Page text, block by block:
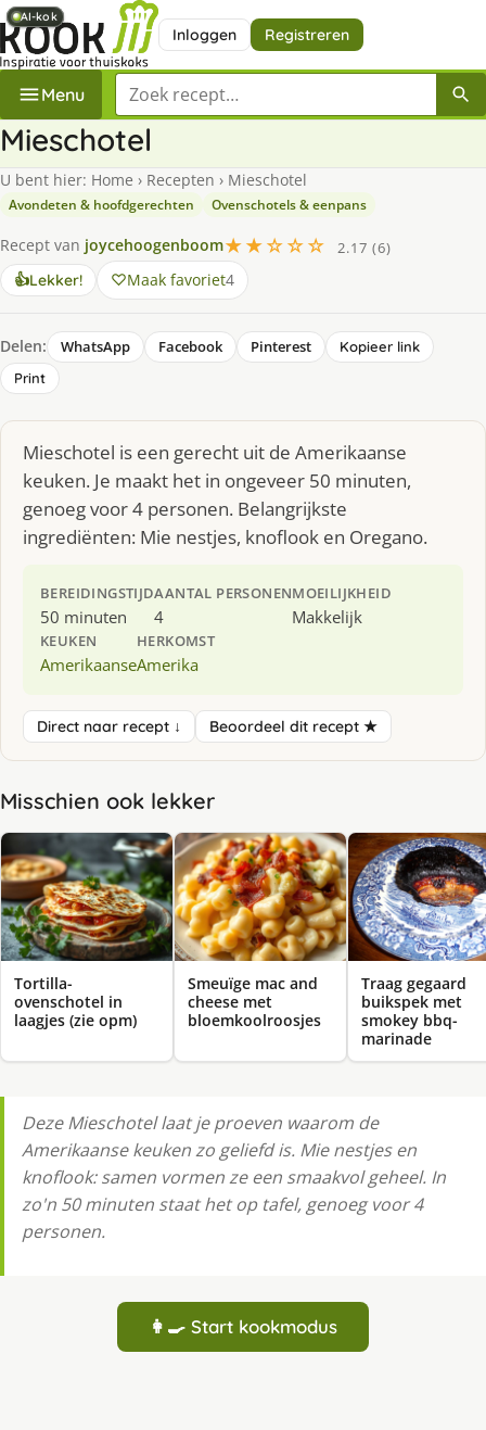
Inloggen Registreren
Menu Zoek een recept
Mieschotel
U bent hier: Home › Recepten › Mieschotel
Avondeten & hoofdgerechten Ovenschotels & eenpans
Recept van joycehoogenboom★★☆☆☆
2.17 (6)
👍Lekker! Maak favoriet4
Delen: WhatsApp Facebook Pinterest
Kopieer link
Print
Mieschotel is een gerecht uit de Amerikaanse
keuken. Je maakt het in ongeveer 50 minuten,
genoeg voor 4 personen. Belangrijkste
ingrediënten: Mie nestjes, knoflook en Oregano.
BEREIDINGSTIJD
50 minuten
AANTAL PERSONEN
4
MOEILIJKHEID
Makkelijk
KEUKEN
Amerikaanse
HERKOMST
Amerika
Direct naar recept ↓ Beoordeel dit recept ★
Misschien ook lekker
AI-kok
Tortilla-
ovenschotel in
laagjes (zie opm)
AI-kok
Smeuïge mac and
cheese met
bloemkoolroosjes
Traag gegaard
buikspek met
smokey bbq-
marinade
AI-kok
Deze Mieschotel laat je proeven waarom de
Amerikaanse keuken zo geliefd is. Mie nestjes en
knoflook: samen vormen ze een smaakvol geheel. In
zo'n 50 minuten staat het op tafel, genoeg voor 4
personen.
👩‍🍳 Start kookmodus